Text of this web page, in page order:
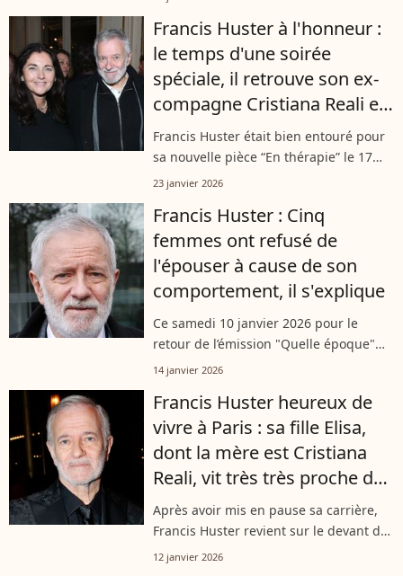
"miracles", dont la mère est Cristiana...
Francis Huster à l'honneur :
le temps d'une soirée
spéciale, il retrouve son ex-
compagne Cristiana Reali et
leur fille Elisa
Francis Huster était bien entouré pour
sa nouvelle pièce “En thérapie” le 17
janvier dernier. Le rendez-vous était
de nombreuses personnes chères...
23 janvier 2026
Francis Huster : Cinq
femmes ont refusé de
l'épouser à cause de son
comportement, il s'explique
Ce samedi 10 janvier 2026 pour le
retour de l’émission "Quelle époque"
sur France 2, Francis Huster a parlé
vie, le comédien français a révélé...
14 janvier 2026
Francis Huster heureux de
vivre à Paris : sa fille Elisa,
dont la mère est Cristiana
Reali, vit très très proche de
lui
Après avoir mis en pause sa carrière,
Francis Huster revient sur le devant de
la scène dans une nouvelle pièce de
12 janvier 2026